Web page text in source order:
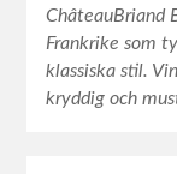
ChâteauBriand
Frankrike som
klassiska stil.
kryddig och